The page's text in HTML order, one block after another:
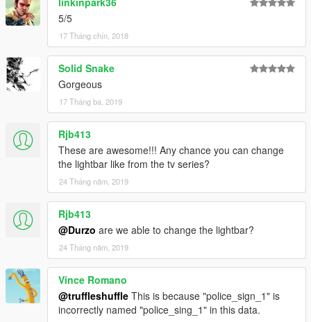
5/5
17 Tháng chín, 2018
Solid Snake
Gorgeous
17 Tháng ba, 2019
Rjb413
These are awesome!!! Any chance you can change
the lightbar like from the tv series?
24 Tháng năm, 2019
Rjb413
@Durzo are we able to change the lightbar?
24 Tháng năm, 2019
Vince Romano
@truffleshuffle This is because "police_sign_1" is
incorrectly named "police_sing_1" in this data.